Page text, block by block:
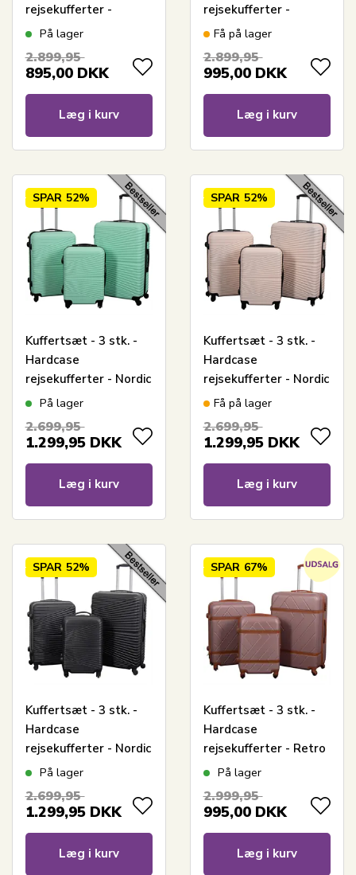
rejsekufferter -
Military Blå -
På lager
2.899,95
895,00 DKK
Læg i kurv
rejsekufferter -
Military Pink -
Få på lager
2.899,95
995,00 DKK
Læg i kurv
SPAR 52%
Kuffertsæt - 3 stk. -
Hardcase
rejsekufferter - Nordic
mint - Letvægts
På lager
2.699,95
1.299,95 DKK
Læg i kurv
SPAR 52%
Kuffertsæt - 3 stk. -
Hardcase
rejsekufferter - Nordic
nude - Letvægts
Få på lager
2.699,95
1.299,95 DKK
Læg i kurv
SPAR 52%
Kuffertsæt - 3 stk. -
Hardcase
rejsekufferter - Nordic
sort - Letvægts
På lager
2.699,95
1.299,95 DKK
Læg i kurv
SPAR 67%
Kuffertsæt - 3 stk. -
Hardcase
rejsekufferter - Retro
rosa - Letvægts
På lager
2.999,95
995,00 DKK
Læg i kurv